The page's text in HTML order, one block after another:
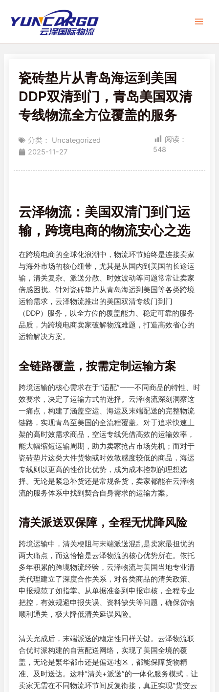
瓷砖垫片从青岛海运到美国
DDP双清到门，青岛美国双清
专线物流全方位覆盖的服务
分类：
Uncategorized
2025-11-27
阅读：
548
云泽物流：美国双清门到门运
输，跨境电商的物流安心之选
在跨境电商的全球化浪潮中，物流环节始终是连接卖家
与海外市场的核心纽带，尤其是从国内到美国的长途运
输，清关复杂、派送分散、时效波动等问题常常让卖家
倍感困扰。针对瓷砖垫片从青岛海运到美国等各类跨境
运输需求，云泽物流推出的美国双清专线门到门
（DDP）服务，以全方位的覆盖能力、稳定可靠的服务
品质，为跨境电商卖家破解物流难题，打造高效省心的
运输解决方案。
全链路覆盖，按需定制运输方案
跨境运输的核心需求在于“适配”——不同商品的特性、时
效要求，决定了运输方式的选择。云泽物流深刻洞察这
一痛点，构建了涵盖空运、海运及末端配送的完整物流
链路，实现青岛至美国的全流程覆盖。对于追求快速上
架的高时效需求商品，空运专线凭借高效的运输效率，
能大幅缩短运输周期，助力卖家抢占市场先机；而对于
瓷砖垫片这类大件货物或时效敏感度较低的商品，海运
专线则以更高的性价比优势，成为成本控制的理想选
择。无论是紧急补货还是常规备货，卖家都能在云泽物
流的服务体系中找到契合自身需求的运输方案。
清关派送双保障，全程无忧降风险
跨境运输中，清关梗阻与末端派送混乱是卖家最担忧的
两大痛点，而这恰恰是云泽物流的核心优势所在。依托
多年积累的跨境物流经验，云泽物流与美国当地专业清
关代理建立了深度合作关系，对各类商品的清关政策、
申报规范了如指掌。从单据准备到申报审核，全程专业
把控，有效规避申报失误、资料缺失等问题，确保货物
顺利通关，极大降低清关延误风险。
清关完成后，末端派送的稳定性同样关键。云泽物流联
合优时派构建的自营配送网络，实现了美国全境的覆
盖，无论是繁华都市还是偏远地区，都能保障货物精
准、及时送达。这种“清关+派送”的一体化服务模式，让
卖家无需在不同物流环节间反复衔接，真正实现“货交云